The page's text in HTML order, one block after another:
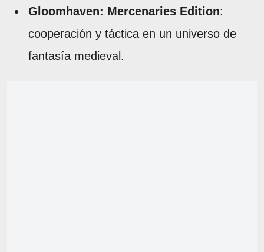
Gloomhaven: Mercenaries Edition:
cooperación y táctica en un universo de
fantasía medieval.